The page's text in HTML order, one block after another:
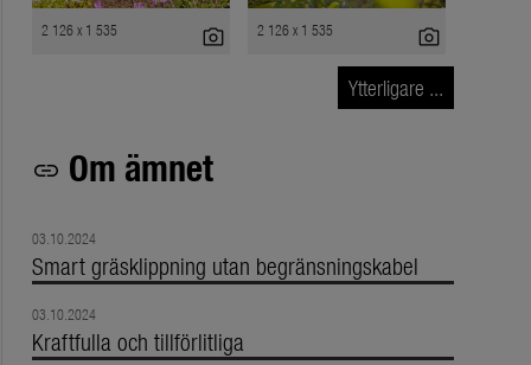
2 126 x 1 535 photo_camera 2 126 x 1 535 photo_camera
Ytterligare ...
link Om ämnet
03.10.2024
Smart gräsklippning utan begränsningskabel
03.10.2024
Kraftfulla och tillförlitliga